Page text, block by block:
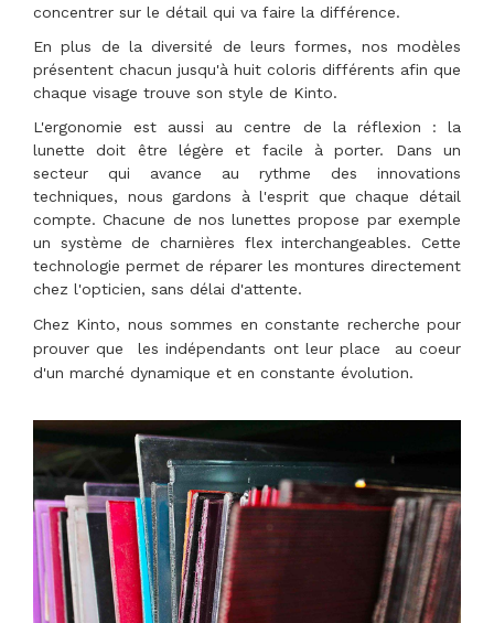
concentrer sur le détail qui va faire la différence.
En plus de la diversité de leurs formes, nos modèles
présentent chacun jusqu'à huit coloris différents afin que
chaque visage trouve son style de Kinto.
L'ergonomie est aussi au centre de la réflexion : la
lunette doit être légère et facile à porter. Dans un
secteur qui avance au rythme des innovations
techniques, nous gardons à l'esprit que chaque détail
compte. Chacune de nos lunettes propose par exemple
un système de charnières flex interchangeables. Cette
technologie permet de réparer les montures directement
chez l'opticien, sans délai d'attente.
Chez Kinto, nous sommes en constante recherche pour
prouver que
les indépendants ont leur place
au coeur
d'un marché dynamique et en constante évolution.